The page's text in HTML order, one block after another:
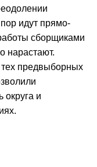
идут прямо-
сборщиками
нарастают.
тех предвыборных
округа и